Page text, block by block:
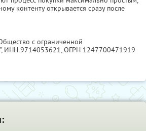
контенту открывается сразу после
с ограниченной
ИНН 9714053621, ОГРН 1247700471919